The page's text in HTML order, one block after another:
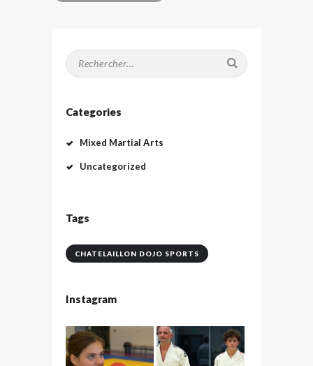
Rechercher :
Categories
Mixed Martial Arts
Uncategorized
Tags
CHATELAILLON DOJO SPORTS
Instagram